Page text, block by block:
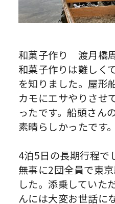
和菓子作り 渡月橋
和菓子作りは難しく
を知りました。屋形
カモにエサやりさせ
ったです。船頭さん
素晴らしかったです。
4泊5日の長期行程で
無事に2団全員で東
した。添乗していた
んには大変お世話に